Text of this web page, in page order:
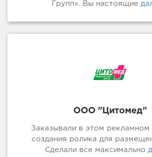
Групп». Вы настоящие
ООО "Цитомед"
Заказывали в этом рекламном
создания ролика для
Сделали все максимально